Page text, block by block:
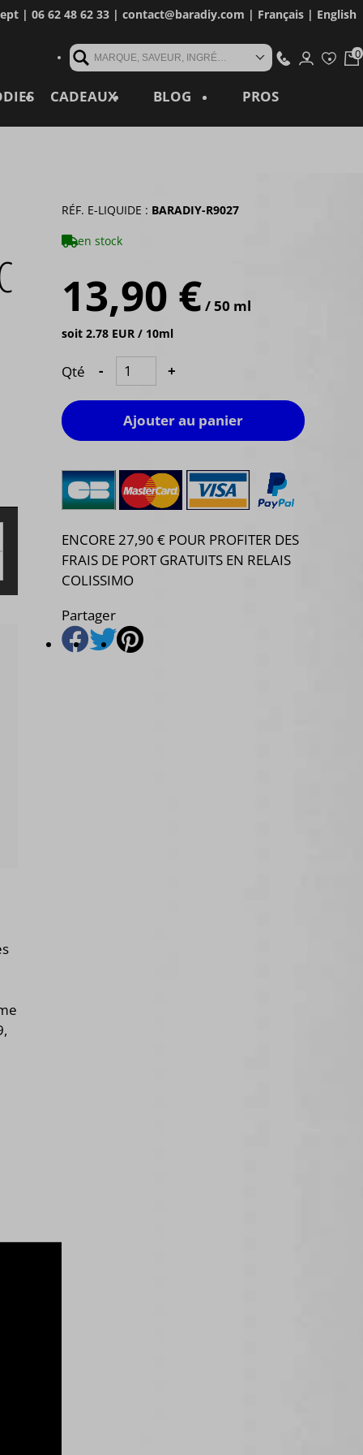
| 06 62 48 62 33 | contact@baradiy.com | Français| English
MARQUE, SAVEUR, INGRÉDIENT, RÉFÉRENCE, MOT CLÉ...
CADEAUX BLOG PROS
RÉF. E-LIQUIDE : BARADIY-R9027
en stock
13,90 €/ 50 ml
soit 2.78 EUR / 10ml
Qté - +
Ajouter au panier
ENCORE 27,90 € POUR PROFITER DES
FRAIS DE PORT GRATUITS EN RELAIS
COLISSIMO
Partager